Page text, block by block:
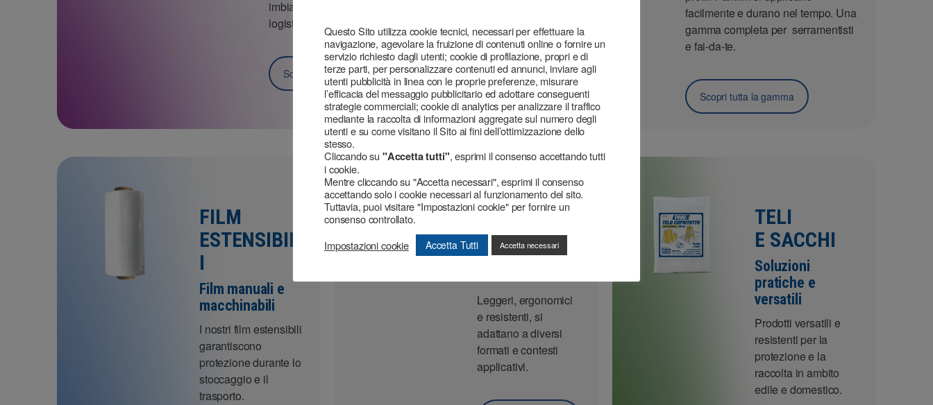
imbianchini, traslocatori e operatori
logistici.
Scopri tutti i prodotti
facilmente e durano nel tempo. Una
gamma completa per serramentisti
e fai-da-te.
Scopri tutta la gamma
FILM
ESTENSIBIL
I
Film manuali e
macchinabili
I nostri film estensibili
garantiscono
protezione durante lo
stoccaggio e il
trasporto.
DISPENSER
Dispenser per
nastri adesivi e
Leggeri, ergonomici
e resistenti, si
adattano a diversi
formati e contesti
applicativi.
TELI
E SACCHI
Soluzioni
pratiche e
versatili
Prodotti versatili e
resistenti per la
protezione e la
raccolta in ambito
edile e domestico.
Questo Sito utilizza cookie tecnici, necessari per effettuare la
navigazione, agevolare la fruizione di contenuti online o fornire un
servizio richiesto dagli utenti; cookie di profilazione, propri e di
terze parti, per personalizzare contenuti ed annunci, inviare agli
utenti pubblicità in linea con le proprie preferenze, misurare
l’efficacia del messaggio pubblicitario ed adottare conseguenti
strategie commerciali; cookie di analytics per analizzare il traffico
mediante la raccolta di informazioni aggregate sul numero degli
utenti e su come visitano il Sito ai fini dell’ottimizzazione dello
stesso.
Cliccando su "Accetta tutti", esprimi il consenso accettando tutti
i cookie.
Mentre cliccando su "Accetta necessari", esprimi il consenso
accettando solo i cookie necessari al funzionamento del sito.
Tuttavia, puoi visitare "Impostazioni cookie" per fornire un
consenso controllato.
Impostazioni cookie
Accetta Tutti Accetta necessari